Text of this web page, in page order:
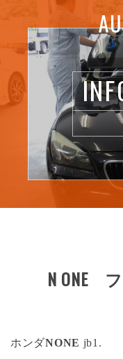
N ONE
ホンダNONE jb1.